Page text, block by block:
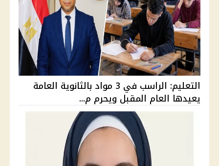
التعليم: الراسب في 3 مواد بالثانوية العامة
يعيدها العام المقبل ويحرم م...